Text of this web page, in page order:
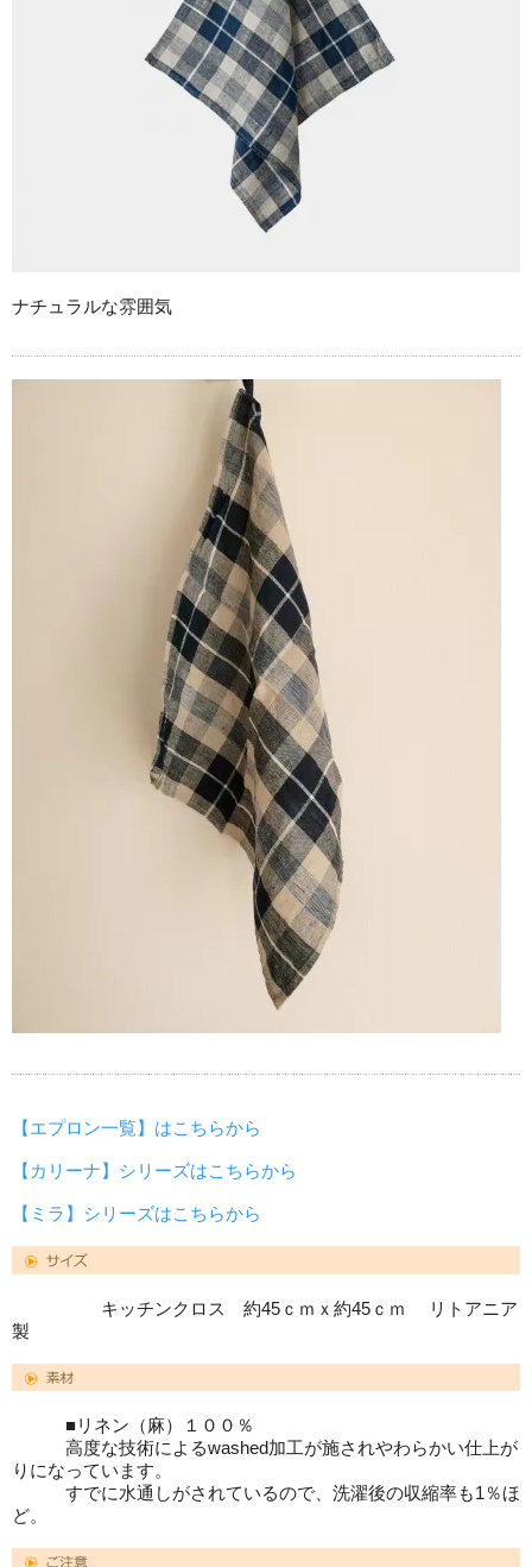
ナチュラルな雰囲気
【エプロン一覧】はこちらから
【カリーナ】シリーズはこちらから
【ミラ】シリーズはこちらから
キッチンクロス 約45ｃｍｘ約45ｃｍ リトアニア
製
■リネン（麻）１００％
高度な技術によるwashed加工が施されやわらかい仕上が
りになっています。
すでに水通しがされているので、洗濯後の収縮率も1％ほ
ど。